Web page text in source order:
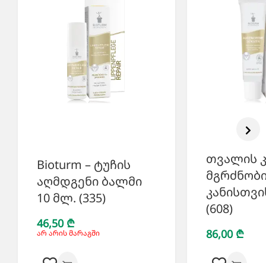
Bioturm – ტუჩის
აღმდგენი ბალმი
10 მლ. (335)
46,50 ₾
არ არის მარაგში
თვალის
(608)
86,00 ₾